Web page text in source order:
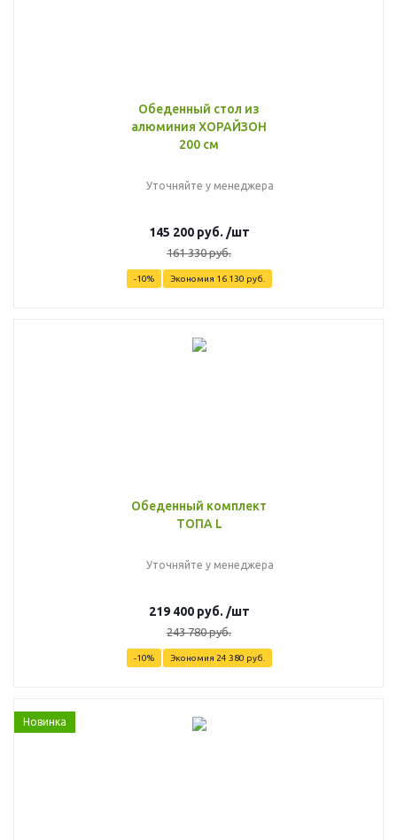
Обеденный стол из
алюминия ХОРАЙЗОН
200 см
Уточняйте у менеджера
145 200руб. /шт
161 330руб.
-10% Экономия 16 130 руб.
Обеденный комплект
ТОПА L
Уточняйте у менеджера
219 400руб. /шт
243 780руб.
-10% Экономия 24 380 руб.
Новинка